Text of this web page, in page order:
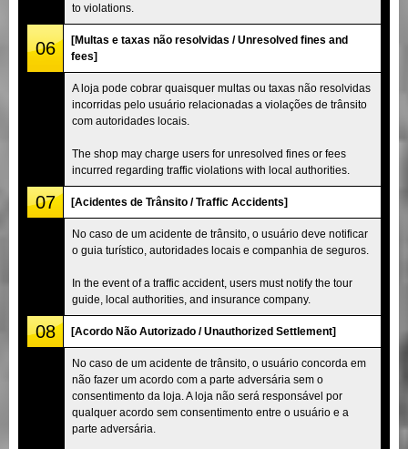
to violations.
06
[Multas e taxas não resolvidas / Unresolved fines and
fees]
A loja pode cobrar quaisquer multas ou taxas não resolvidas
incorridas pelo usuário relacionadas a violações de trânsito
com autoridades locais.
The shop may charge users for unresolved fines or fees
incurred regarding traffic violations with local authorities.
07 [Acidentes de Trânsito / Traffic Accidents]
No caso de um acidente de trânsito, o usuário deve notificar
o guia turístico, autoridades locais e companhia de seguros.
In the event of a traffic accident, users must notify the tour
guide, local authorities, and insurance company.
08 [Acordo Não Autorizado / Unauthorized Settlement]
No caso de um acidente de trânsito, o usuário concorda em
não fazer um acordo com a parte adversária sem o
consentimento da loja. A loja não será responsável por
qualquer acordo sem consentimento entre o usuário e a
parte adversária.